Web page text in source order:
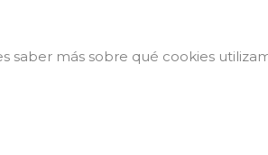
más sobre qué cookies